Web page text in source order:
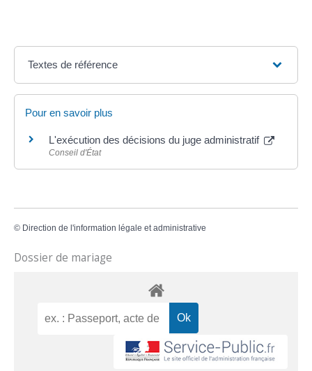
Textes de référence
Pour en savoir plus
L'exécution des décisions du juge administratif
Conseil d'État
© Direction de l'information légale et administrative
Dossier de mariage